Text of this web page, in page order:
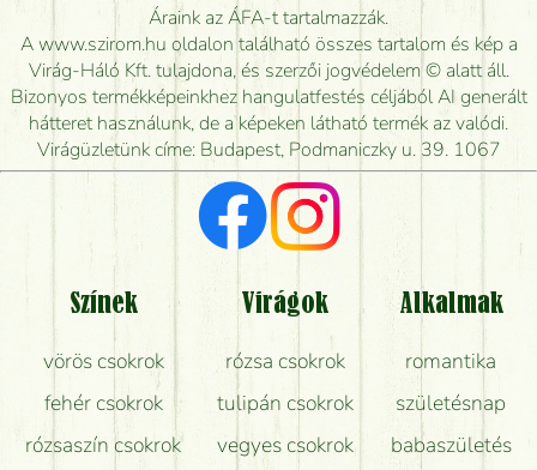
Meddig rendelhetek virágküldést úgy, hogy még ma
kiszállítsák?
Mennyire gyorsan tudják elkészíteni a csokrot, és
mikor tudják leghamarabb kiszállítani?
Vörös rózsát keresek, van önöknél?
Milyen visszajelzést kapok a virágküldésről?
Tényleg azt kapom, ami a képen van?
Mit kell tudni a virágcsokrok szállításáról?
Hogy marad a lehető legtovább friss a csokor?
Tudok adventi koszorút vásárolni boltban?
Áraink az ÁFA-t tartalmazzák.
A www.szirom.hu oldalon található összes tartalom és kép a
Virág-Háló Kft. tulajdona, és szerzői jogvédelem © alatt áll.
Bizonyos termékképeinkhez hangulatfestés céljából AI generált
hátteret használunk, de a képeken látható termék az valódi.
Virágüzletünk címe: Budapest, Podmaniczky u. 39. 1067
Színek
vörös csokrok
fehér csokrok
rózsaszín csokrok
Virágok
rózsa csokrok
tulipán csokrok
vegyes csokrok
Alkalmak
romantika
születésnap
babaszületés